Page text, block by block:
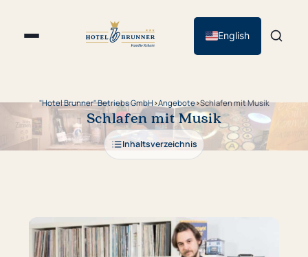
English
"Hotel Brunner" Betriebs GmbH ›Angebote›Schlafen mit Musik
Schlafen mit Musik
Inhaltsverzeichnis